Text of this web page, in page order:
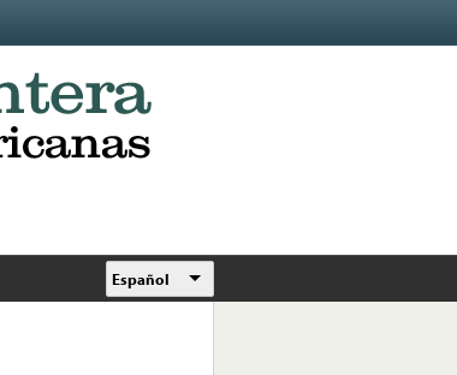
Español